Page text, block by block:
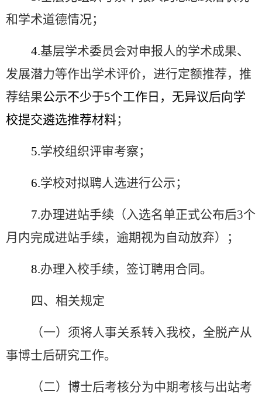
和学术道德情况；
4.基层学术委员会对申报人的学术成果、
发展潜力等作出学术评价，进行定额推荐，推
荐结果公示不少于5个工作日，无异议后向学
校提交遴选推荐材料；
5.学校组织评审考察；
6.学校对拟聘人选进行公示；
7.办理进站手续（入选名单正式公布后3个
月内完成进站手续，逾期视为自动放弃）；
8.办理入校手续，签订聘用合同。
四、相关规定
（一）须将人事关系转入我校，全脱产从
事博士后研究工作。
（二）博士后考核分为中期考核与出站考